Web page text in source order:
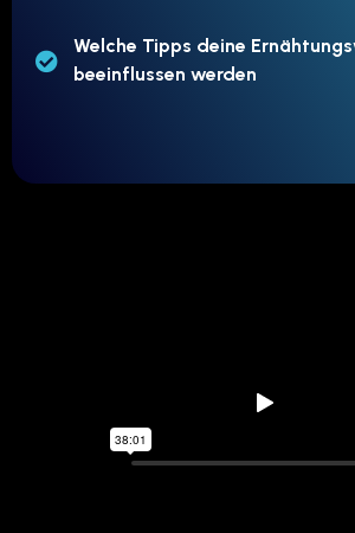
Welche Tipps deine
beeinflussen werden